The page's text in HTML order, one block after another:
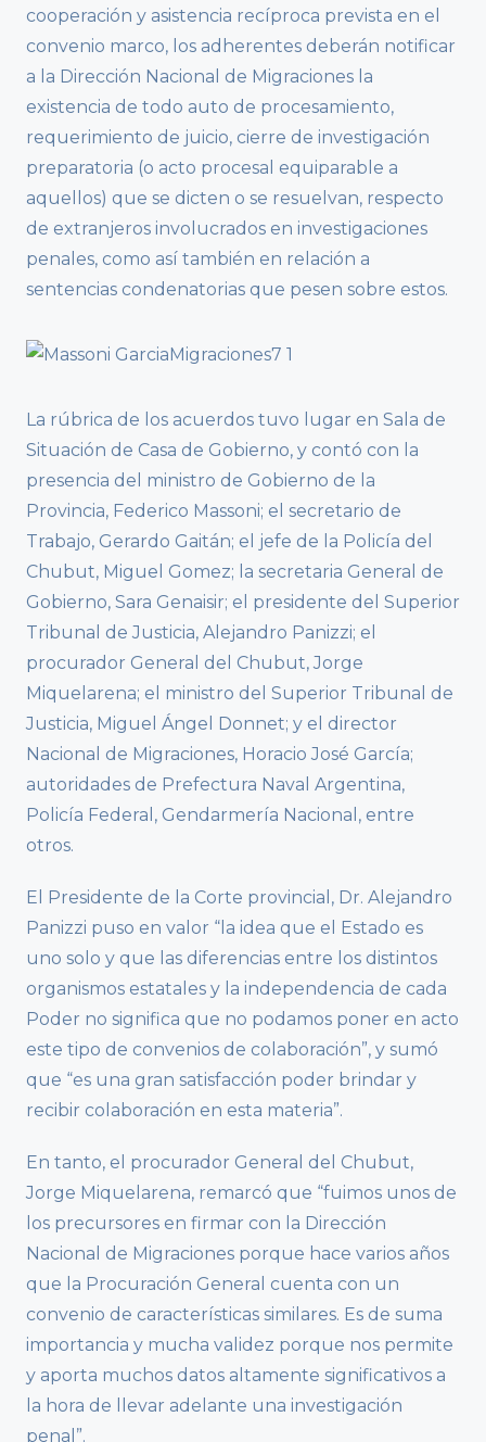
cooperación y asistencia recíproca prevista en el
convenio marco, los adherentes deberán notificar
a la Dirección Nacional de Migraciones la
existencia de todo auto de procesamiento,
requerimiento de juicio, cierre de investigación
preparatoria (o acto procesal equiparable a
aquellos) que se dicten o se resuelvan, respecto
de extranjeros involucrados en investigaciones
penales, como así también en relación a
sentencias condenatorias que pesen sobre estos.
La rúbrica de los acuerdos tuvo lugar en Sala de
Situación de Casa de Gobierno, y contó con la
presencia del ministro de Gobierno de la
Provincia, Federico Massoni; el secretario de
Trabajo, Gerardo Gaitán; el jefe de la Policía del
Chubut, Miguel Gomez; la secretaria General de
Gobierno, Sara Genaisir; el presidente del Superior
Tribunal de Justicia, Alejandro Panizzi; el
procurador General del Chubut, Jorge
Miquelarena; el ministro del Superior Tribunal de
Justicia, Miguel Ángel Donnet; y el director
Nacional de Migraciones, Horacio José García;
autoridades de Prefectura Naval Argentina,
Policía Federal, Gendarmería Nacional, entre
otros.
El Presidente de la Corte provincial, Dr. Alejandro
Panizzi puso en valor “la idea que el Estado es
uno solo y que las diferencias entre los distintos
organismos estatales y la independencia de cada
Poder no significa que no podamos poner en acto
este tipo de convenios de colaboración”, y sumó
que “es una gran satisfacción poder brindar y
recibir colaboración en esta materia”.
En tanto, el procurador General del Chubut,
Jorge Miquelarena, remarcó que “fuimos unos de
los precursores en firmar con la Dirección
Nacional de Migraciones porque hace varios años
que la Procuración General cuenta con un
convenio de características similares. Es de suma
importancia y mucha validez porque nos permite
y aporta muchos datos altamente significativos a
la hora de llevar adelante una investigación
penal”.